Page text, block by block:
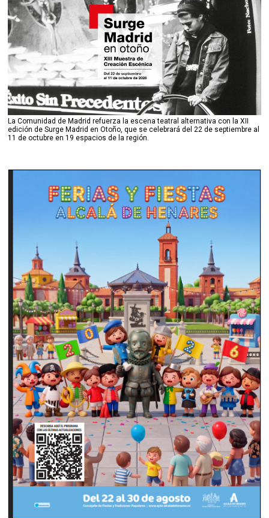
La Comunidad de Madrid refuerza la escena teatral alternativa con la XII
edición de Surge Madrid en Otoño, que se celebrará del 22 de septiembre al
11 de octubre en 19 espacios de la región.